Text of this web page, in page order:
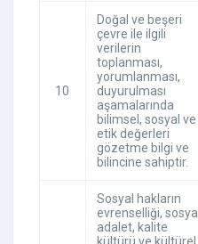
10
Doğal ve beşeri
çevre ile ilgili
verilerin
toplanması,
yorumlanması,
duyurulması
aşamalarında
bilimsel, sosyal ve
etik değerleri
gözetme bilgi ve
bilincine sahiptir.
Sosyal hakların
evrenselliği, sosyal
adalet, kalite